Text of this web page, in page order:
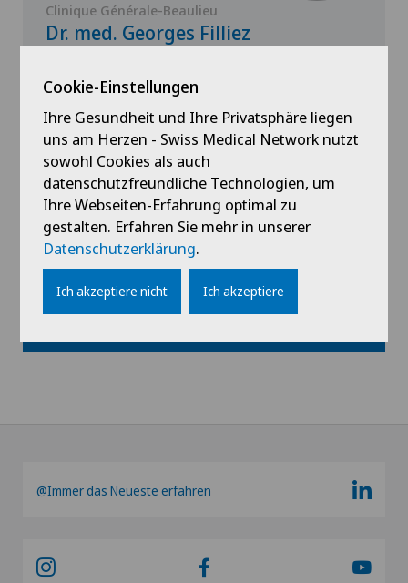
Clinique Générale-Beaulieu
Dr. med. Georges Filliez
Pädiatrie
Profil ansehen
@Immer das Neueste erfahren
Cookie-Einstellungen
Ihre Gesundheit und Ihre Privatsphäre liegen
uns am Herzen - Swiss Medical Network nutzt
sowohl Cookies als auch
datenschutzfreundliche Technologien, um
Ihre Webseiten-Erfahrung optimal zu
gestalten. Erfahren Sie mehr in unserer
Datenschutzerklärung.
Ich akzeptiere nicht Ich akzeptiere